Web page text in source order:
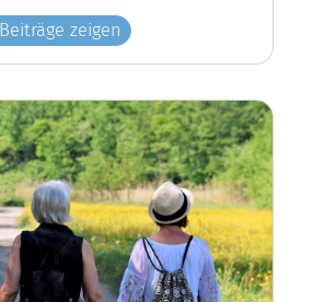
Beiträge zeigen